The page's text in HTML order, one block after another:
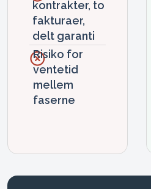
kontrakter, to
fakturaer,
delt garanti
Risiko for
ventetid
mellem
faserne